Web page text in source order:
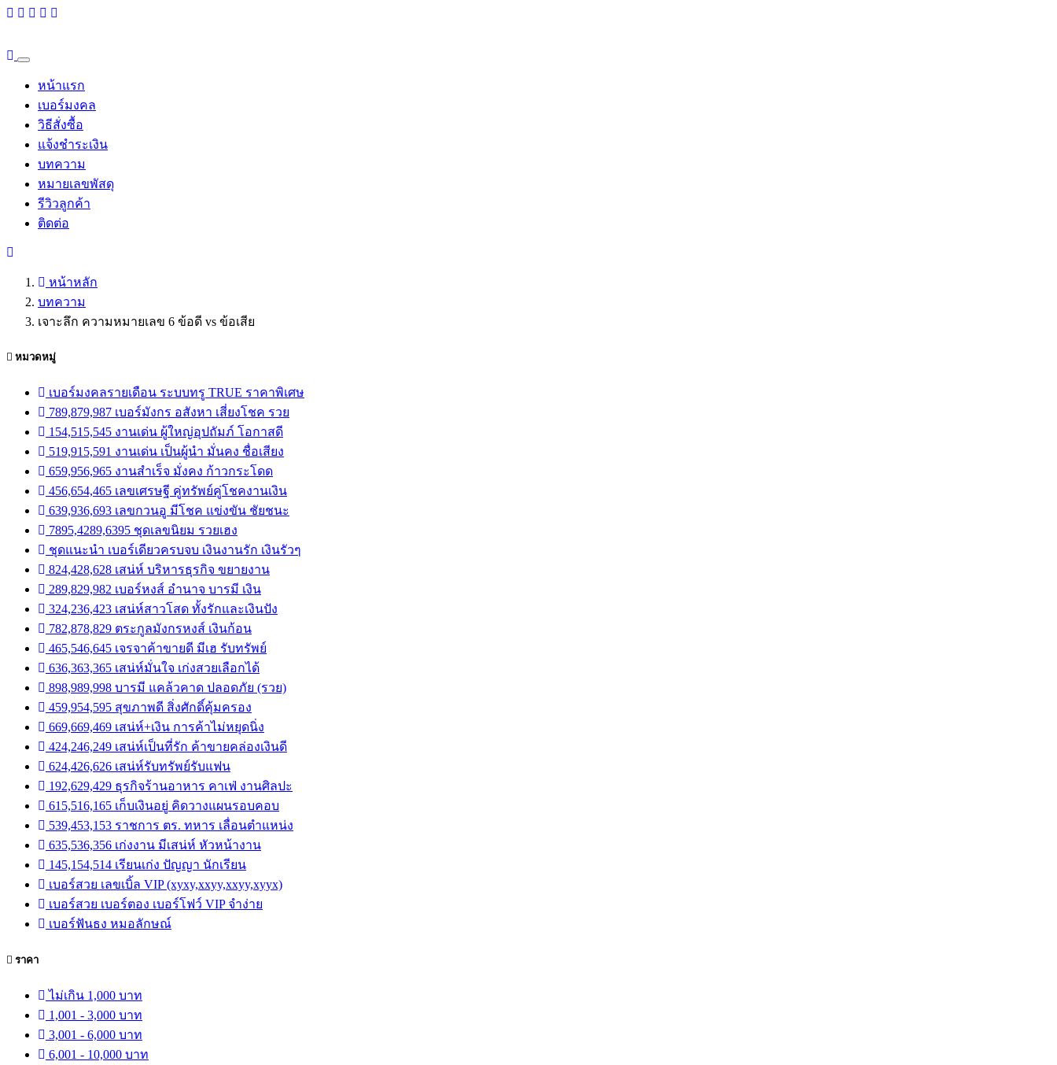
หน้าแรก
เบอร์มงคล
วิธีสั่งซื้อ
แจ้งชำระเงิน
บทความ
หมายเลขพัสดุ
รีวิวลูกค้า
ติดต่อ
หน้าหลัก
บทความ
เจาะลึก ความหมายเลข 6 ข้อดี vs ข้อเสีย
หมวดหมู่
เบอร์มงคลรายเดือน ระบบทรู TRUE ราคาพิเศษ
789,879,987 เบอร์มังกร อสังหา เสี่ยงโชค รวย
154,515,545 งานเด่น ผู้ใหญ่อุปถัมภ์ โอกาสดี
519,915,591 งานเด่น เป็นผู้นำ มั่นคง ชื่อเสียง
659,956,965 งานสำเร็จ มั่งคง ก้าวกระโดด
456,654,465 เลขเศรษฐี คู่ทรัพย์คู่โชคงานเงิน
639,936,693 เลขกวนอู มีโชค แข่งขัน ชัยชนะ
7895,4289,6395 ชุดเลขนิยม รวยเฮง
ชุดแนะนำ เบอร์เดียวครบจบ เงินงานรัก เงินรัวๆ
824,428,628 เสน่ห์ บริหารธุรกิจ ขยายงาน
289,829,982 เบอร์หงส์ อำนาจ บารมี เงิน
324,236,423 เสน่ห์สาวโสด ทั้งรักและเงินปัง
782,878,829 ตระกูลมังกรหงส์ เงินก้อน
465,546,645 เจรจาค้าขายดี มีเฮ รับทรัพย์
636,363,365 เสน่ห์มั่นใจ เก่งสวยเลือกได้
898,989,998 บารมี แคล้วคาด ปลอดภัย (รวย)
459,954,595 สุขภาพดี สิ่งศักดิ์คุ้มครอง
669,669,469 เสน่ห์+เงิน การค้าไม่หยุดนิ่ง
424,246,249 เสน่ห์เป็นที่รัก ค้าขายคล่องเงินดี
624,426,626 เสน่ห์รับทรัพย์รับแฟน
192,629,429 ธุรกิจร้านอาหาร คาเฟ่ งานศิลปะ
615,516,165 เก็บเงินอยู่ คิดวางแผนรอบคอบ
539,453,153 ราชการ ตร. ทหาร เลื่อนตำแหน่ง
635,536,356 เก่งงาน มีเสน่ห์ หัวหน้างาน
145,154,514 เรียนเก่ง ปัญญา นักเรียน
เบอร์สวย เลขเบิ้ล VIP (xyxy,xxyy,xxyy,xyyx)
เบอร์สวย เบอร์ตอง เบอร์โฟว์ VIP จำง่าย
เบอร์ฟันธง หมอลักษณ์
ราคา
ไม่เกิน 1,000 บาท
1,001 - 3,000 บาท
3,001 - 6,000 บาท
6,001 - 10,000 บาท